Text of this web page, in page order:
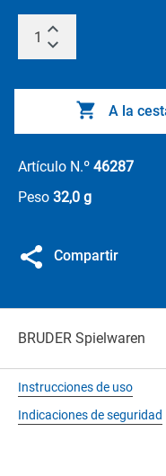
A la
Artículo N.º 46287
Peso 32,0 g
Compartir
BRUDER Spielwaren
Instrucciones de uso
Indicaciones de seguridad